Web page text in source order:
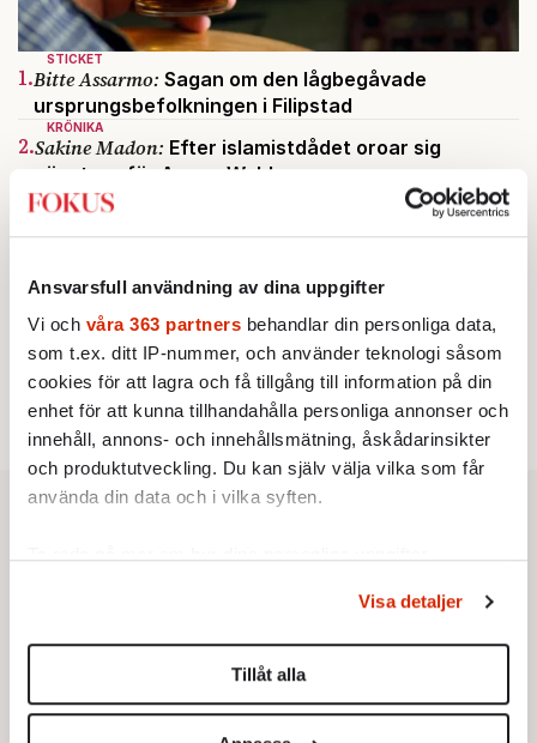
Ansvarsfull användning av dina uppgifter
Vi och våra 363 partners behandlar din personliga data,
som t.ex. ditt IP-nummer, och använder teknologi såsom
cookies för att lagra och få tillgång till information på din
enhet för att kunna tillhandahålla personliga annonser och
innehåll, annons- och innehållsmätning, åskådarinsikter
och produktutveckling. Du kan själv välja vilka som får
använda din data och i vilka syften.
Du kan ändra eller dra tillbaka ditt samtycke när som
helst från cookie-förklaringen.
Vi använder enhetsidentifierare för att anpassa innehållet
Visa detaljer
Tillåt alla
STICKET
1.Bitte Assarmo: Sagan om den lågbegåvade
ursprungsbefolkningen i Filipstad
KRÖNIKA
2.Sakine Madon: Efter islamistdådet oroar sig
vänstern för Agnes Wold
STICKET
3.Dan Korn: Quisling, quislingar och sten i glashus
KRÖNIKA
franska civilisationen
5.Därför liknar Putin både tsaren och Stalin
Av: Bengt Jangfeldt
STICKET
6.Christoffer Jonsson:Inte nu igen, Vänsterpartiet!